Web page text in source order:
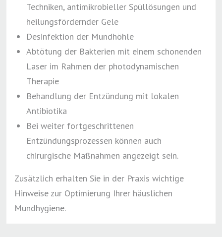
Techniken, antimikrobieller Spüllösungen und
heilungsfördernder Gele
Desinfektion der Mundhöhle
Abtötung der Bakterien mit einem schonenden
Laser im Rahmen der photodynamischen
Therapie
Behandlung der Entzündung mit lokalen
Antibiotika
Bei weiter fortgeschrittenen
Entzündungsprozessen können auch
chirurgische Maßnahmen angezeigt sein.
Zusätzlich erhalten Sie in der Praxis wichtige
Hinweise zur Optimierung Ihrer häuslichen
Mundhygiene.